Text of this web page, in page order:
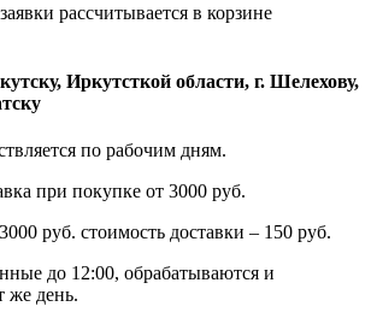
рассчитывается в корзине
Иркутсткой области, г. Шелехову,
по рабочим дням.
при покупке от 3000 руб.
руб. стоимость доставки – 150 руб.
до 12:00, обрабатываются и
же день.